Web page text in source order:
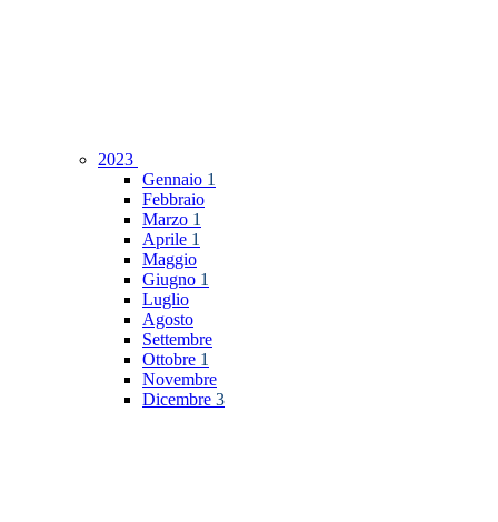
2023
Gennaio 1
Febbraio
Marzo 1
Aprile 1
Maggio
Giugno 1
Luglio
Agosto
Settembre
Ottobre 1
Novembre
Dicembre 3